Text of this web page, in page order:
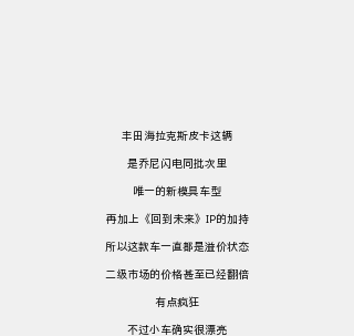
丰田海拉克斯皮卡这辆
是乔尼闪电同批次里
唯一的新模具车型
再加上《回到未来》IP的加持
所以这款车一直都是溢价状态
二级市场的价格甚至已经翻倍
有点疯狂
不过小车确实很漂亮